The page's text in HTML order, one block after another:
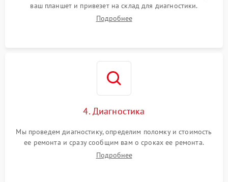
ваш планшет и привезет на склад для диагностики.
Подробнее
4. Диагностика
Мы проведем диагностику, определим поломку и стоимость
ее ремонта и сразу сообщим вам о сроках ее ремонта.
Подробнее